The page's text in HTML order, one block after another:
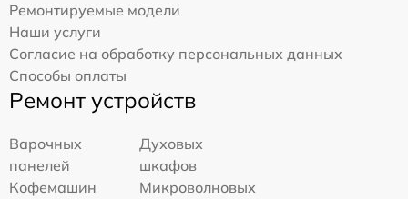
Ремонтируемые модели
Наши услуги
Согласие на обработку персональных данных
Способы оплаты
Ремонт устройств
Варочных
панелей
Духовых
шкафов
Кофемашин
Микроволновых